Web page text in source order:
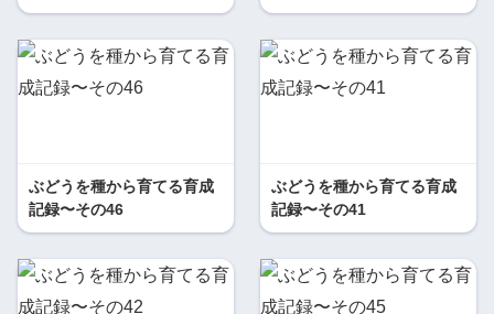
ぶどうを種から育てる育成
記録〜その46
ぶどうを種から育てる育成
記録〜その41